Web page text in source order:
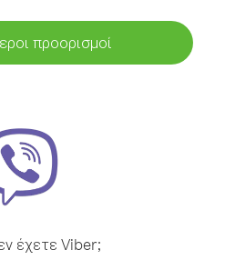
προορισμοί
έχετε Viber;